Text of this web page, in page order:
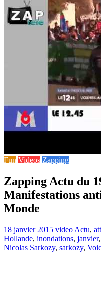
Fun Videos Zapping
Zapping Actu du
Manifestations
Monde
18 janvier 2015 video Actu,
Hollande, inondations, janvier,
Nicolas Sarkozy, sarkozy,